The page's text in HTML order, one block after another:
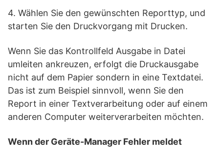
4. Wählen Sie den gewünschten Reporttyp, und
starten Sie den Druckvorgang mit Drucken.
Wenn Sie das Kontrollfeld Ausgabe in Datei
umleiten ankreuzen, erfolgt die Druckausgabe
nicht auf dem Papier sondern in eine Textdatei.
Das ist zum Beispiel sinnvoll, wenn Sie den
Report in einer Textverarbeitung oder auf einem
anderen Computer weiterverarbeiten möchten.
Wenn der Geräte-Manager Fehler meldet